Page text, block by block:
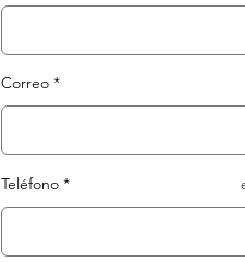
Correo
Teléfono